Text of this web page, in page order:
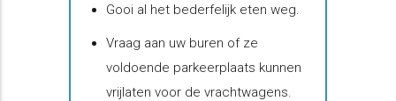
Gooi al het bederfelijk eten weg.
Vraag aan uw buren of ze
voldoende parkeerplaats kunnen
vrijlaten voor de vrachtwagens.